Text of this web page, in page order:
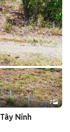
+2
7
Ninh